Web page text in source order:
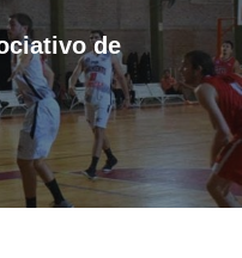
de